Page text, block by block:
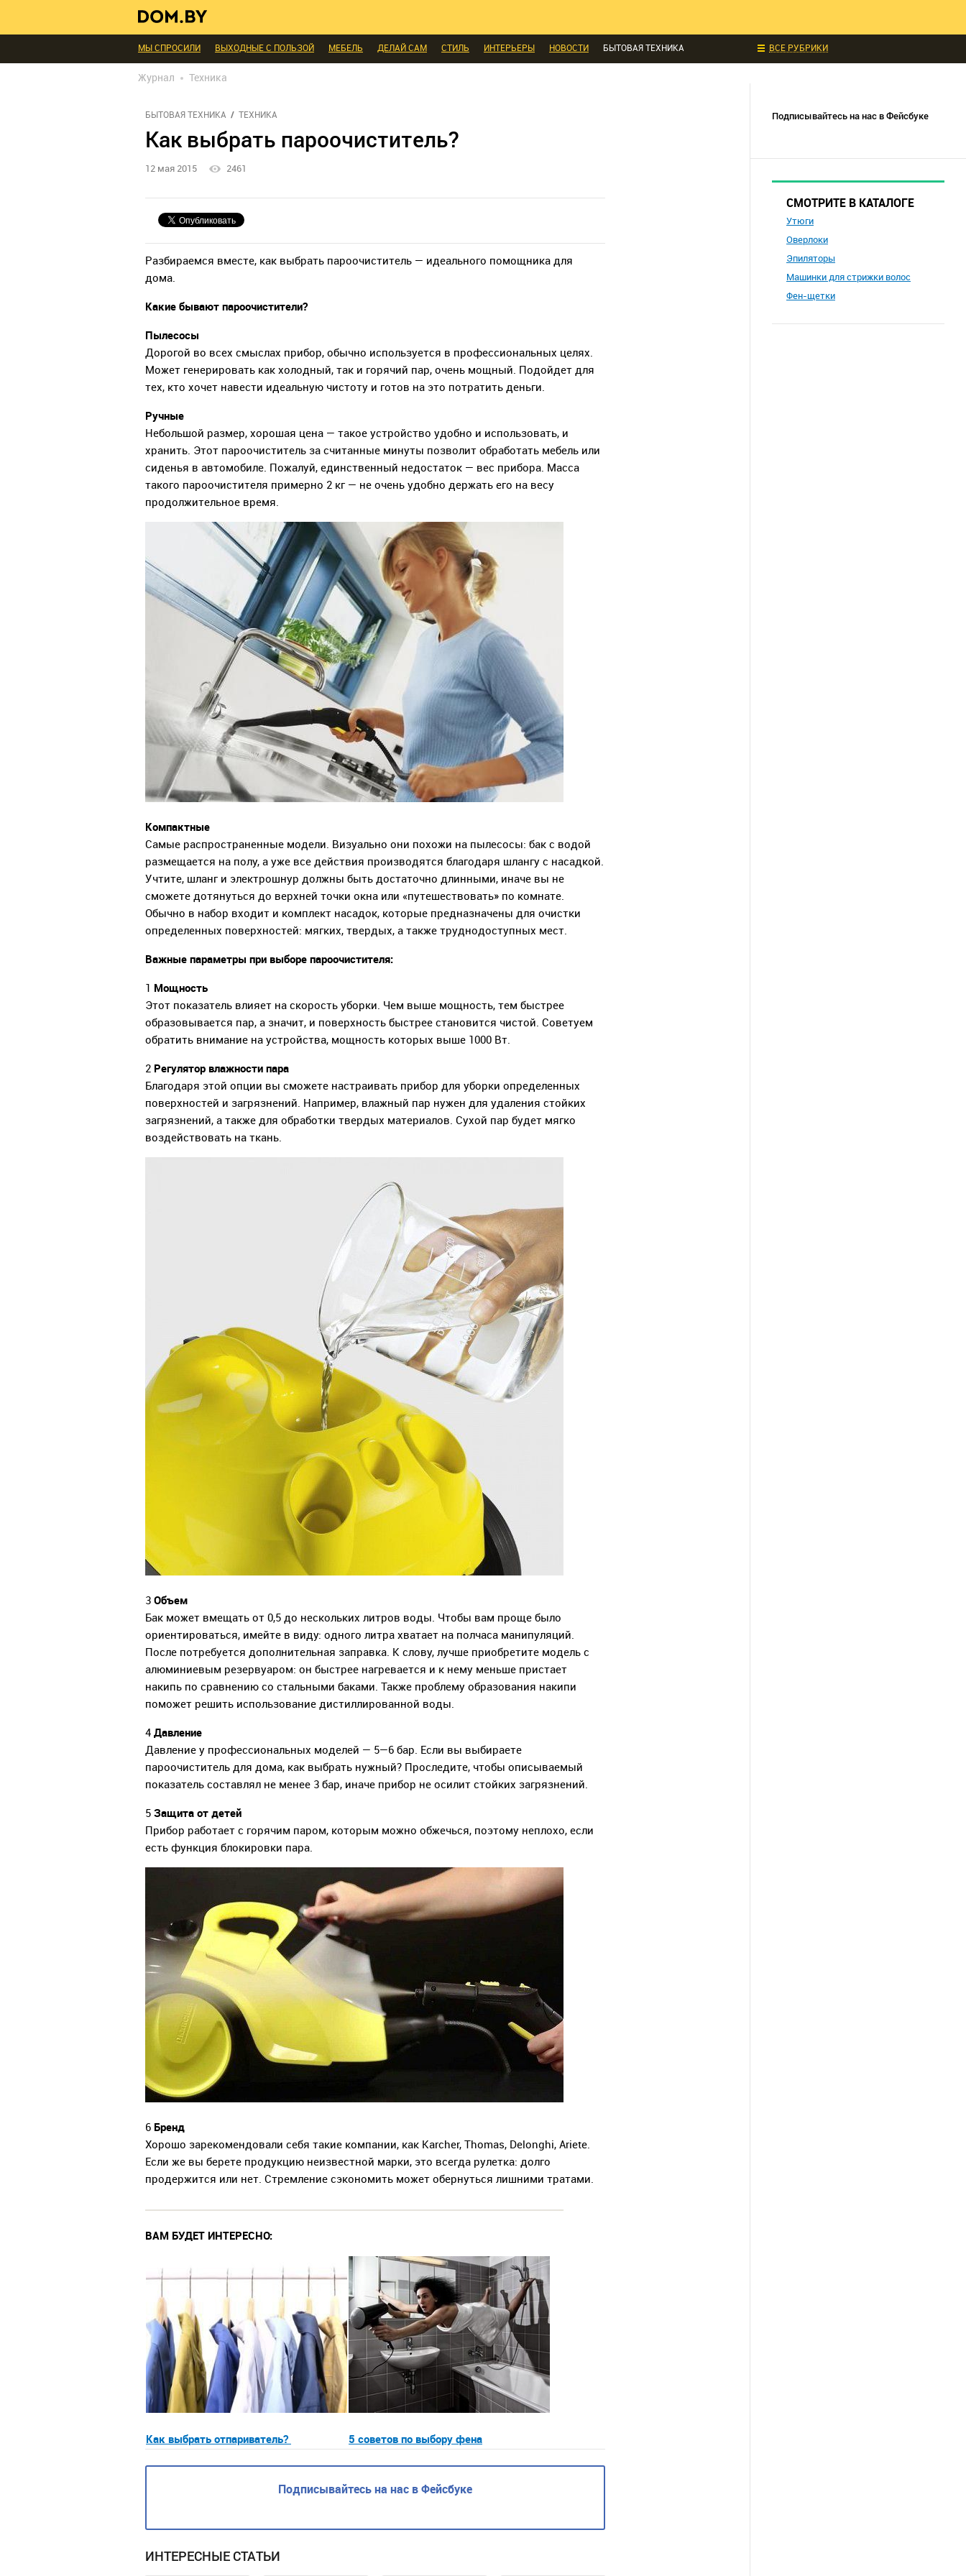
ВСЕ РУБРИКИ
В ГОСТЯХ ДИАЛОГ
МЫ СПРОСИЛИ
ВЫХОДНЫЕ С ПОЛЬЗОЙ МЕБЕЛЬ ДЕЛАЙ САМ СТИЛЬ ИНТЕРЬЕРЫ НОВОСТИ
БЫТОВАЯ ТЕХНИКА
РЕДАКЦИЯ
Журнал Техника
БЫТОВАЯ ТЕХНИКА ТЕХНИКА
Как выбрать пароочиститель?
12 мая 2015 2461
Разбираемся вместе, как выбрать пароочиститель — идеального помощника для
дома.
Какие бывают пароочистители?
Пылесосы
Дорогой во всех смыслах прибор, обычно используется в профессиональных целях.
Может генерировать как холодный, так и горячий пар, очень мощный. Подойдет для
тех, кто хочет навести идеальную чистоту и готов на это потратить деньги.
Ручные
Небольшой размер, хорошая цена — такое устройство удобно и использовать, и
хранить. Этот пароочиститель за считанные минуты позволит обработать мебель или
сиденья в автомобиле. Пожалуй, единственный недостаток — вес прибора. Масса
такого пароочистителя примерно 2 кг — не очень удобно держать его на весу
продолжительное время.
Компактные
Самые распространенные модели. Визуально они похожи на пылесосы: бак с водой
размещается на полу, а уже все действия производятся благодаря шлангу с насадкой.
Учтите, шланг и электрошнур должны быть достаточно длинными, иначе вы не
сможете дотянуться до верхней точки окна или «путешествовать» по комнате.
Обычно в набор входит и комплект насадок, которые предназначены для очистки
определенных поверхностей: мягких, твердых, а также труднодоступных мест.
Важные параметры при выборе пароочистителя:
1 Мощность
Этот показатель влияет на скорость уборки. Чем выше мощность, тем быстрее
образовывается пар, а значит, и поверхность быстрее становится чистой. Советуем
обратить внимание на устройства, мощность которых выше 1000 Вт.
2 Регулятор влажности пара
Благодаря этой опции вы сможете настраивать прибор для уборки определенных
поверхностей и загрязнений. Например, влажный пар нужен для удаления стойких
загрязнений, а также для обработки твердых материалов. Сухой пар будет мягко
воздействовать на ткань.
3 Объем
Бак может вмещать от 0,5 до нескольких литров воды. Чтобы вам проще было
ориентироваться, имейте в виду: одного литра хватает на полчаса манипуляций.
После потребуется дополнительная заправка. К слову, лучше приобретите модель с
алюминиевым резервуаром: он быстрее нагревается и к нему меньше пристает
накипь по сравнению со стальными баками. Также проблему образования накипи
поможет решить использование дистиллированной воды.
4 Давление
Давление у профессиональных моделей — 5—6 бар. Если вы выбираете
пароочиститель для дома, как выбрать нужный? Проследите, чтобы описываемый
показатель составлял не менее 3 бар, иначе прибор не осилит стойких загрязнений.
5 Защита от детей
Прибор работает с горячим паром, которым можно обжечься, поэтому неплохо, если
есть функция блокировки пара.
6 Бренд
Хорошо зарекомендовали себя такие компании, как Karcher, Thomas, Delonghi, Ariete.
Если же вы берете продукцию неизвестной марки, это всегда рулетка: долго
продержится или нет. Стремление сэкономить может обернуться лишними тратами.
ВАМ БУДЕТ ИНТЕРЕСНО:
Как выбрать отпариватель? 5 советов по выбору фена
Подписывайтесь на нас в Фейсбуке
ИНТЕРЕСНЫЕ СТАТЬИ
Подписывайтесь на нас в Фейсбуке
СМОТРИТЕ В КАТАЛОГЕ
Утюги
Оверлоки
Эпиляторы
Машинки для стрижки волос
Фен-щетки